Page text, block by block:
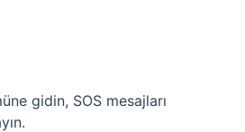
gidin, SOS mesajları